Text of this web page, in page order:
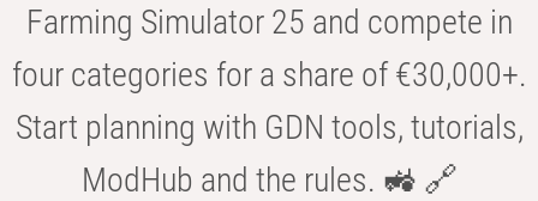
Farming Simulator 25 and compete in
four categories for a share of €30,000+.
Start planning with GDN tools, tutorials,
ModHub and the rules. 🚜 🔗